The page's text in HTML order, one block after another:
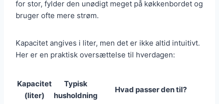
for stor, fylder den unødigt meget på køkkenbordet og
bruger ofte mere strøm.
Kapacitet angives i liter, men det er ikke altid intuitivt.
Her er en praktisk oversættelse til hverdagen:
Kapacitet
(liter)
Typisk
husholdning
Hvad passer den til?